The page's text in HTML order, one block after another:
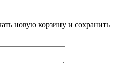
новую корзину и сохранить